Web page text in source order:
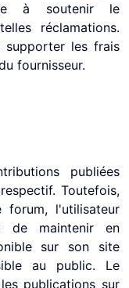
à soutenir le
réclamations.
supporter les frais
fournisseur.
publiées
Toutefois,
l'utilisateur
de maintenir en
sur son site
au public. Le
publications sur